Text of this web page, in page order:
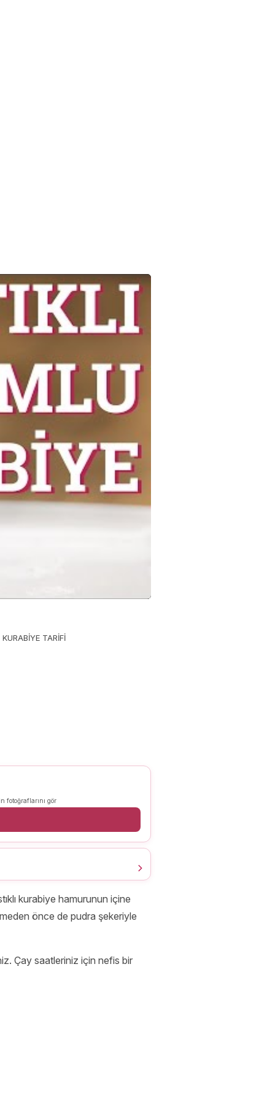
TARİFİ
fotoğraflarını gör
kurabiye hamurunun içine
önce de pudra şekeriyle
Çay saatleriniz için nefis bir